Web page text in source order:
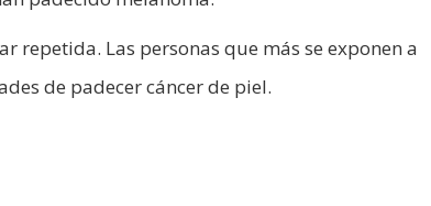
repetida. Las personas que más se exponen a
de padecer cáncer de piel.